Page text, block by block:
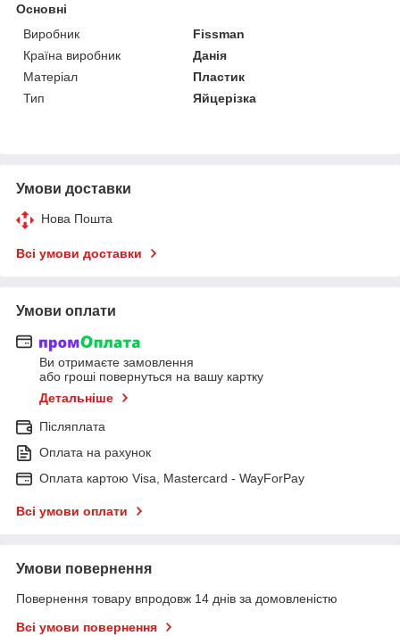
Основні
Виробник
Fissman
Країна виробник
Данія
Матеріал
Пластик
Тип
Яйцерізка
Умови доставки
Нова Пошта
Всі умови доставки
Умови оплати
Ви отримаєте замовлення
або гроші повернуться на вашу картку
Детальніше
Післяплата
Оплата на рахунок
Оплата картою Visa, Mastercard - WayForPay
Всі умови оплати
Умови повернення
Повернення товару впродовж 14 днів за домовленістю
Всі умови повернення